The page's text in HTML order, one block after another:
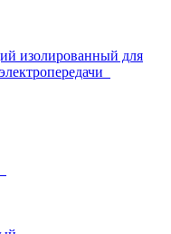
изолированный для